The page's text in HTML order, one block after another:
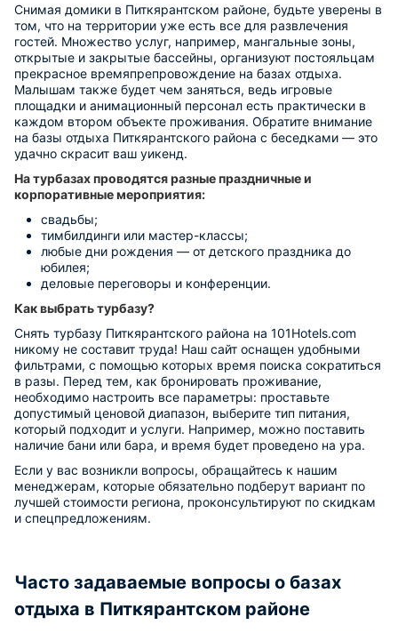
Снимая домики в Питкярантском районе, будьте уверены в
том, что на территории уже есть все для развлечения
гостей. Множество услуг, например, мангальные зоны,
открытые и закрытые бассейны, организуют постояльцам
прекрасное времяпрепровождение на базах отдыха.
Малышам также будет чем заняться, ведь игровые
площадки и анимационный персонал есть практически в
каждом втором объекте проживания. Обратите внимание
на базы отдыха Питкярантского района с беседками — это
удачно скрасит ваш уикенд.
На турбазах проводятся разные праздничные и
корпоративные мероприятия:
свадьбы;
тимбилдинги или мастер-классы;
любые дни рождения — от детского праздника до
юбилея;
деловые переговоры и конференции.
Как выбрать турбазу?
Снять турбазу Питкярантского района на 101Hotels.com
никому не составит труда! Наш сайт оснащен удобными
фильтрами, с помощью которых время поиска сократиться
в разы. Перед тем, как бронировать проживание,
необходимо настроить все параметры: проставьте
допустимый ценовой диапазон, выберите тип питания,
который подходит и услуги. Например, можно поставить
наличие бани или бара, и время будет проведено на ура.
Если у вас возникли вопросы, обращайтесь к нашим
менеджерам, которые обязательно подберут вариант по
лучшей стоимости региона, проконсультируют по скидкам
и спецпредложениям.
Часто задаваемые вопросы о базах
отдыха в Питкярантском районе